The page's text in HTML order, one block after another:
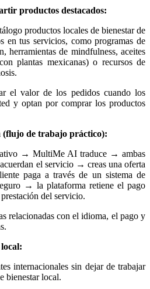
productos destacados:
productos locales de bienestar de
en tus servicios, como programas de
herramientas de mindfulness, aceites
plantas mexicanas) o recursos de
el valor de los pedidos cuando los
y optan por comprar los productos
de trabajo práctico):
→ MultiMe AI traduce → ambas
el servicio → creas una oferta
paga a través de un sistema de
→ la plataforma retiene el pago
del servicio.
relacionadas con el idioma, el pago y
internacionales sin dejar de trabajar
bienestar local.